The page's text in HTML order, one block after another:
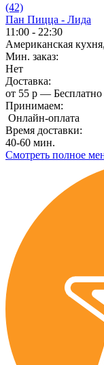
(42)
Пан Пицца - Лида
11:00 - 22:30
Американская
Мин. заказ:
Нет
Доставка:
от 55 р — Бесплатно
Принимаем:
Онлайн-оплата
Время доставки:
40-60 мин.
Смотреть полное